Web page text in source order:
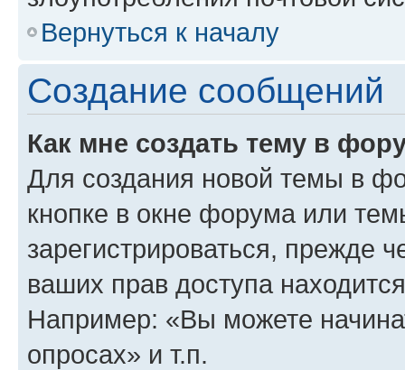
Вернуться к началу
Создание сообщений
Как мне создать тему в
Для создания новой темы в
кнопке в окне форума или
зарегистрироваться, прежде
ваших прав доступа
Например: «Вы можете
опросах» и т.п.